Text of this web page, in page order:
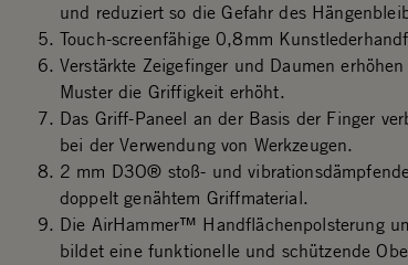
und reduziert so die Gefahr des
Touch-screenfähige 0,8mm
Verstärkte Zeigefinger und Daumen
Muster die Griffigkeit erhöht.
Das Griff-Paneel an der Basis der Finger
bei der Verwendung von Werkzeugen.
2 mm D3O® stoß- und
doppelt genähtem Griffmaterial.
Die AirHammer™ Handflächenpolsterung
bildet eine funktionelle und schützende